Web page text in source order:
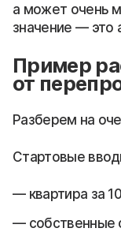
а может очень
значение — это
Пример
от
Разберем на
Стартовые
квартира за
собственные